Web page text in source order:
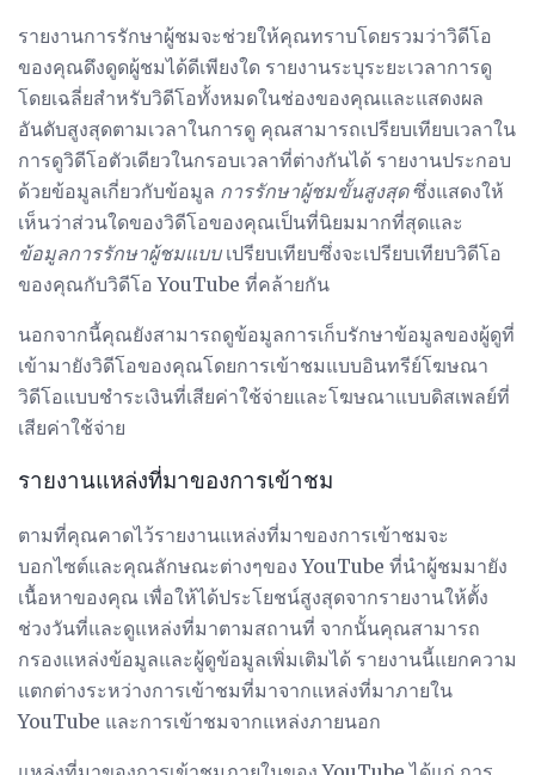
รายงานการรักษาผู้ชมจะช่วยให้คุณทราบโดยรวมว่าวิดีโอ
ของคุณดึงดูดผู้ชมได้ดีเพียงใด รายงานระบุระยะเวลาการดู
โดยเฉลี่ยสำหรับวิดีโอทั้งหมดในช่องของคุณและแสดงผล
อันดับสูงสุดตามเวลาในการดู คุณสามารถเปรียบเทียบเวลาใน
การดูวิดีโอตัวเดียวในกรอบเวลาที่ต่างกันได้ รายงานประกอบ
ด้วยข้อมูลเกี่ยวกับข้อมูล การรักษาผู้ชมขั้นสูงสุดซึ่งแสดงให้
เห็นว่าส่วนใดของวิดีโอของคุณเป็นที่นิยมมากที่สุดและ
ข้อมูลการรักษาผู้ชมแบบเปรียบเทียบซึ่งจะเปรียบเทียบวิดีโอ
ของคุณกับวิดีโอ YouTube ที่คล้ายกัน
นอกจากนี้คุณยังสามารถดูข้อมูลการเก็บรักษาข้อมูลของผู้ดูที่
เข้ามายังวิดีโอของคุณโดยการเข้าชมแบบอินทรีย์โฆษณา
วิดีโอแบบชำระเงินที่เสียค่าใช้จ่ายและโฆษณาแบบดิสเพลย์ที่
เสียค่าใช้จ่าย
รายงานแหล่งที่มาของการเข้าชม
ตามที่คุณคาดไว้รายงานแหล่งที่มาของการเข้าชมจะ
บอกไซต์และคุณลักษณะต่างๆของ YouTube ที่นำผู้ชมมายัง
เนื้อหาของคุณ เพื่อให้ได้ประโยชน์สูงสุดจากรายงานให้ตั้ง
ช่วงวันที่และดูแหล่งที่มาตามสถานที่ จากนั้นคุณสามารถ
กรองแหล่งข้อมูลและผู้ดูข้อมูลเพิ่มเติมได้ รายงานนี้แยกความ
แตกต่างระหว่างการเข้าชมที่มาจากแหล่งที่มาภายใน
YouTube และการเข้าชมจากแหล่งภายนอก